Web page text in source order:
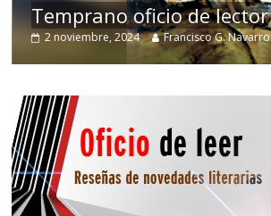
Temprano oficio de lector
2 noviembre, 2024 Francisco G. Navarro